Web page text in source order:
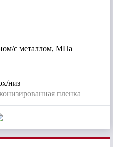
с металлом, МПа
низ
пленка